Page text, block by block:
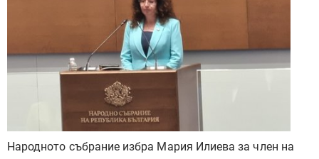
Народното събрание избра Мария Илиева за член на